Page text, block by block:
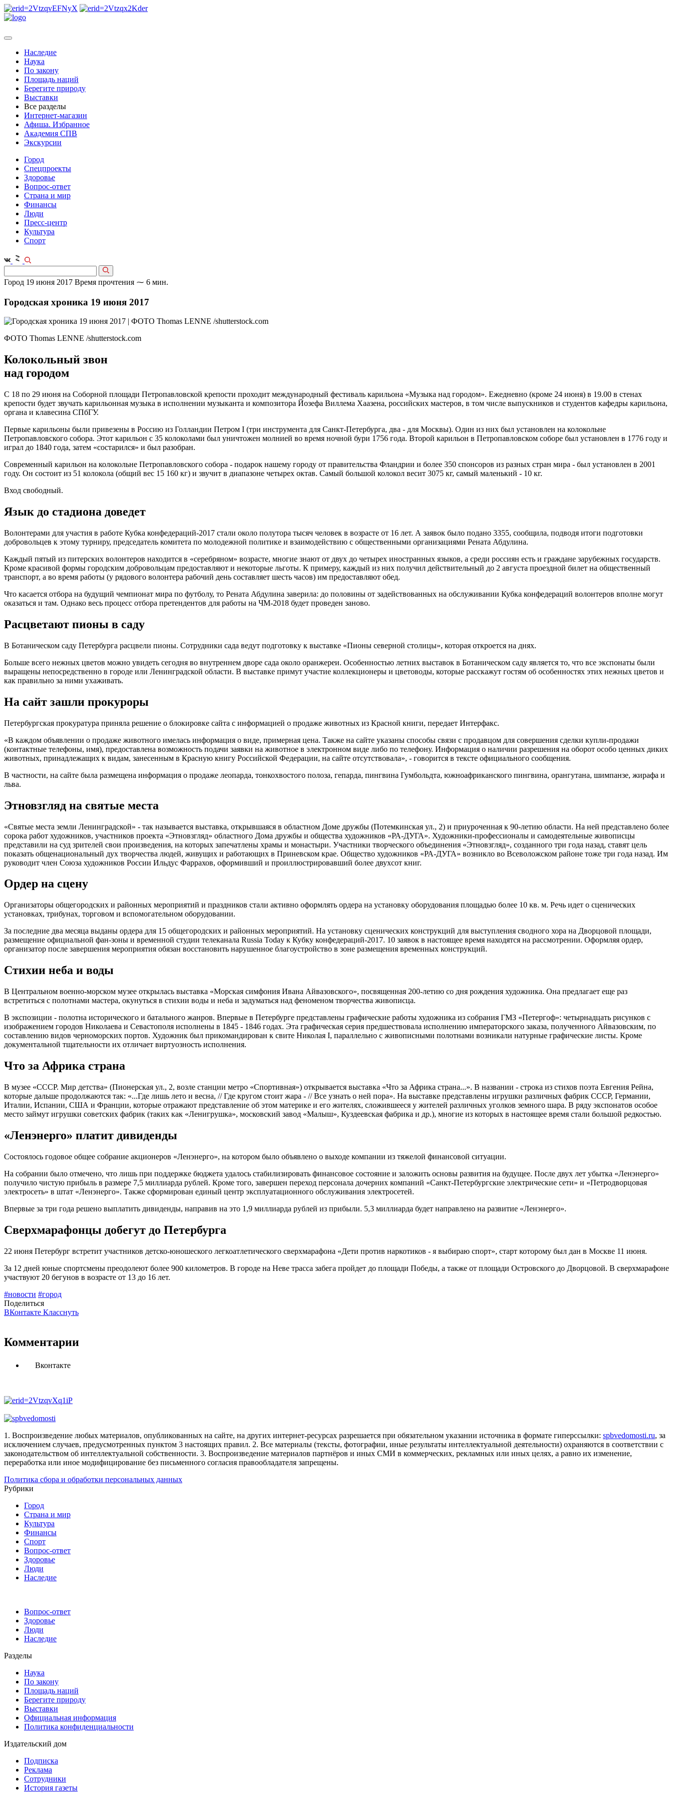
Наследие
Наука
По закону
Площадь наций
Берегите природу
Выставки
Все разделы
Интернет-магазин
Афиша. Избранное
Академия СПВ
Экскурсии
Город
Спецпроекты
Здоровье
Вопрос-ответ
Страна и мир
Финансы
Люди
Пресс-центр
Культура
Спорт
Город 19 июня 2017 Время прочтения ⁓ 6 мин.
Городская хроника 19 июня 2017
ФОТО Thomas LENNE /shutterstock.com
Колокольный звон
над городом
С 18 по 29 июня на Соборной площади Петропавловской крепости проходит международный фестиваль карильона «Музыка над городом». Ежедневно (кроме 24 июня) в 19.00 в стенах
крепости будет звучать карильонная музыка в исполнении музыканта и композитора Йозефа Виллема Хаазена, российских мастеров, в том числе выпускников и студентов кафедры карильона,
органа и клавесина СПбГУ.
Первые карильоны были привезены в Россию из Голландии Петром I (три инструмента для Санкт-Петербурга, два - для Москвы). Один из них был установлен на колокольне
Петропавловского собора. Этот карильон с 35 колоколами был уничтожен молнией во время ночной бури 1756 года. Второй карильон в Петропавловском соборе был установлен в 1776 году и
играл до 1840 года, затем «состарился» и был разобран.
Современный карильон на колокольне Петропавловского собора - подарок нашему городу от правительства Фландрии и более 350 спонсоров из разных стран мира - был установлен в 2001
году. Он состоит из 51 колокола (общий вес 15 160 кг) и звучит в диапазоне четырех октав. Самый большой колокол весит 3075 кг, самый маленький - 10 кг.
Вход свободный.
Язык до стадиона доведет
Волонтерами для участия в работе Кубка конфедераций-2017 стали около полутора тысяч человек в возрасте от 16 лет. А заявок было подано 3355, сообщила, подводя итоги подготовки
добровольцев к этому турниру, председатель комитета по молодежной политике и взаимодействию с общественными организациями Рената Абдулина.
Каждый пятый из питерских волонтеров находится в «серебряном» возрасте, многие знают от двух до четырех иностранных языков, а среди россиян есть и граждане зарубежных государств.
Кроме красивой формы городским добровольцам предоставляют и некоторые льготы. К примеру, каждый из них получил действительный до 2 августа проездной билет на общественный
транспорт, а во время работы (у рядового волонтера рабочий день составляет шесть часов) им предоставляют обед.
Что касается отбора на будущий чемпионат мира по футболу, то Рената Абдулина заверила: до половины от задействованных на обслуживании Кубка конфедераций волонтеров вполне могут
оказаться и там. Однако весь процесс отбора претендентов для работы на ЧМ-2018 будет проведен заново.
Расцветают пионы в саду
В Ботаническом саду Петербурга расцвели пионы. Сотрудники сада ведут подготовку к выставке «Пионы северной столицы», которая откроется на днях.
Больше всего нежных цветов можно увидеть сегодня во внутреннем дворе сада около оранжереи. Особенностью летних выставок в Ботаническом саду является то, что все экспонаты были
выращены непосредственно в городе или Ленинградской области. В выставке примут участие коллекционеры и цветоводы, которые расскажут гостям об особенностях этих нежных цветов и
как правильно за ними ухаживать.
На сайт зашли прокуроры
Петербургская прокуратура приняла решение о блокировке сайта с информацией о продаже животных из Красной книги, передает Интерфакс.
«В каждом объявлении о продаже животного имелась информация о виде, примерная цена. Также на сайте указаны способы связи с продавцом для совершения сделки купли-продажи
(контактные телефоны, имя), предоставлена возможность подачи заявки на животное в электронном виде либо по телефону. Информация о наличии разрешения на оборот особо ценных диких
животных, принадлежащих к видам, занесенным в Красную книгу Российской Федерации, на сайте отсутствовала», - говорится в тексте официального сообщения.
В частности, на сайте была размещена информация о продаже леопарда, тонкохвостого полоза, гепарда, пингвина Гумбольдта, южноафриканского пингвина, орангутана, шимпанзе, жирафа и
льва.
Этновзгляд на святые места
«Святые места земли Ленинградской» - так называется выставка, открывшаяся в областном Доме дружбы (Потемкинская ул., 2) и приуроченная к 90-летию области. На ней представлено более
сорока работ художников, участников проекта «Этновзгляд» областного Дома дружбы и общества художников «РА-ДУГА». Художники-профессионалы и самодеятельные живописцы
представили на суд зрителей свои произведения, на которых запечатлены храмы и монастыри. Участники творческого объединения «Этновзгляд», созданного три года назад, ставят цель
показать общенациональный дух творчества людей, живущих и работающих в Приневском крае. Общество художников «РА-ДУГА» возникло во Всеволожском районе тоже три года назад. Им
руководит член Союза художников России Ильдус Фаррахов, оформивший и проиллюстрировавший более двухсот книг.
Ордер на сцену
Организаторы общегородских и районных мероприятий и праздников стали активно оформлять ордера на установку оборудования площадью более 10 кв. м. Речь идет о сценических
установках, трибунах, торговом и вспомогательном оборудовании.
За последние два месяца выданы ордера для 15 общегородских и районных мероприятий. На установку сценических конструкций для выступления сводного хора на Дворцовой площади,
размещение официальной фан-зоны и временной студии телеканала Russia Today к Кубку конфедераций-2017. 10 заявок в настоящее время находятся на рассмотрении. Оформляя ордер,
организатор после завершения мероприятия обязан восстановить нарушенное благоустройство в зоне размещения временных конструкций.
Стихии неба и воды
В Центральном военно-морском музее открылась выставка «Морская симфония Ивана Айвазовского», посвященная 200-летию со дня рождения художника. Она предлагает еще раз
встретиться с полотнами мастера, окунуться в стихии воды и неба и задуматься над феноменом творчества живописца.
В экспозиции - полотна исторического и батального жанров. Впервые в Петербурге представлены графические работы художника из собрания ГМЗ «Петергоф»: четырнадцать рисунков с
изображением городов Николаева и Севастополя исполнены в 1845 - 1846 годах. Эта графическая серия предшествовала исполнению императорского заказа, полученного Айвазовским, по
составлению видов черноморских портов. Художник был прикомандирован к свите Николая I, параллельно с живописными полотнами возникали натурные графические листы. Кроме
документальной тщательности их отличает виртуозность исполнения.
Что за Африка страна
В музее «СССР. Мир детства» (Пионерская ул., 2, возле станции метро «Спортивная») открывается выставка «Что за Африка страна...». В названии - строка из стихов поэта Евгения Рейна,
которые дальше продолжаются так: «...Где лишь лето и весна, // Где кругом стоит жара - // Все узнать о ней пора». На выставке представлены игрушки различных фабрик СССР, Германии,
Италии, Испании, США и Франции, которые отражают представление об этом материке и его жителях, сложившееся у жителей различных уголков земного шара. В ряду экспонатов особое
место займут игрушки советских фабрик (таких как «Ленигрушка», московский завод «Малыш», Куздеевская фабрика и др.), многие из которых в настоящее время стали большой редкостью.
«Ленэнерго» платит дивиденды
Состоялось годовое общее собрание акционеров «Ленэнерго», на котором было объявлено о выходе компании из тяжелой финансовой ситуации.
На собрании было отмечено, что лишь при поддержке бюджета удалось стабилизировать финансовое состояние и заложить основы развития на будущее. После двух лет убытка «Ленэнерго»
получило чистую прибыль в размере 7,5 миллиарда рублей. Кроме того, завершен переход персонала дочерних компаний «Санкт-Петербургские электрические сети» и «Петродворцовая
электросеть» в штат «Ленэнерго». Также сформирован единый центр эксплуатационного обслуживания электросетей.
Впервые за три года решено выплатить дивиденды, направив на это 1,9 миллиарда рублей из прибыли. 5,3 миллиарда будет направлено на развитие «Ленэнерго».
Сверхмарафонцы добегут до Петербурга
22 июня Петербург встретит участников детско-юношеского легкоатлетического сверхмарафона «Дети против наркотиков - я выбираю спорт», старт которому был дан в Москве 11 июня.
За 12 дней юные спортсмены преодолеют более 900 километров. В городе на Неве трасса забега пройдет до площади Победы, а также от площади Островского до Дворцовой. В сверхмарафоне
участвуют 20 бегунов в возрасте от 13 до 16 лет.
#новости #город
Поделиться
ВКонтакте Класснуть
Комментарии
Вконтакте
1. Воспроизведение любых материалов, опубликованных на сайте, на других интернет-ресурсах разрешается при обязательном указании источника в формате гиперссылки: spbvedomosti.ru, за
исключением случаев, предусмотренных пунктом 3 настоящих правил. 2. Все материалы (тексты, фотографии, иные результаты интеллектуальной деятельности) охраняются в соответствии с
законодательством об интеллектуальной собственности. 3. Воспроизведение материалов партнёров и иных СМИ в коммерческих, рекламных или иных целях, а равно их изменение,
переработка или иное модифицирование без письменного согласия правообладателя запрещены.
Политика сбора и обработки персональных данных
Рубрики
Город
Страна и мир
Культура
Финансы
Спорт
Вопрос-ответ
Здоровье
Люди
Наследие
Вопрос-ответ
Здоровье
Люди
Наследие
Разделы
Наука
По закону
Площадь наций
Берегите природу
Выставки
Официальная информация
Политика конфиденциальности
Издательский дом
Подписка
Реклама
Сотрудники
История газеты